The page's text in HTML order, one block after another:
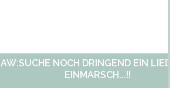
AW:SUCHE NOCH DRINGEND EIN LIED
EINMARSCH...!!